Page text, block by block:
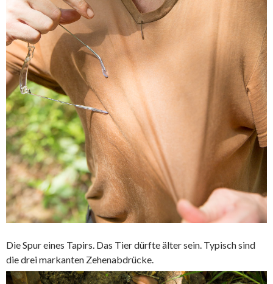
Die Spur eines Tapirs. Das Tier dürfte älter sein. Typisch sind
die drei markanten Zehenabdrücke.